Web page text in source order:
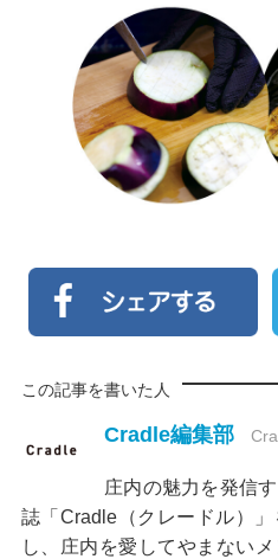
この記事を書いた人
Cradle編集部
庄内の魅力を発信
誌「Cradle（クレードル）
し、庄内を愛してやまない